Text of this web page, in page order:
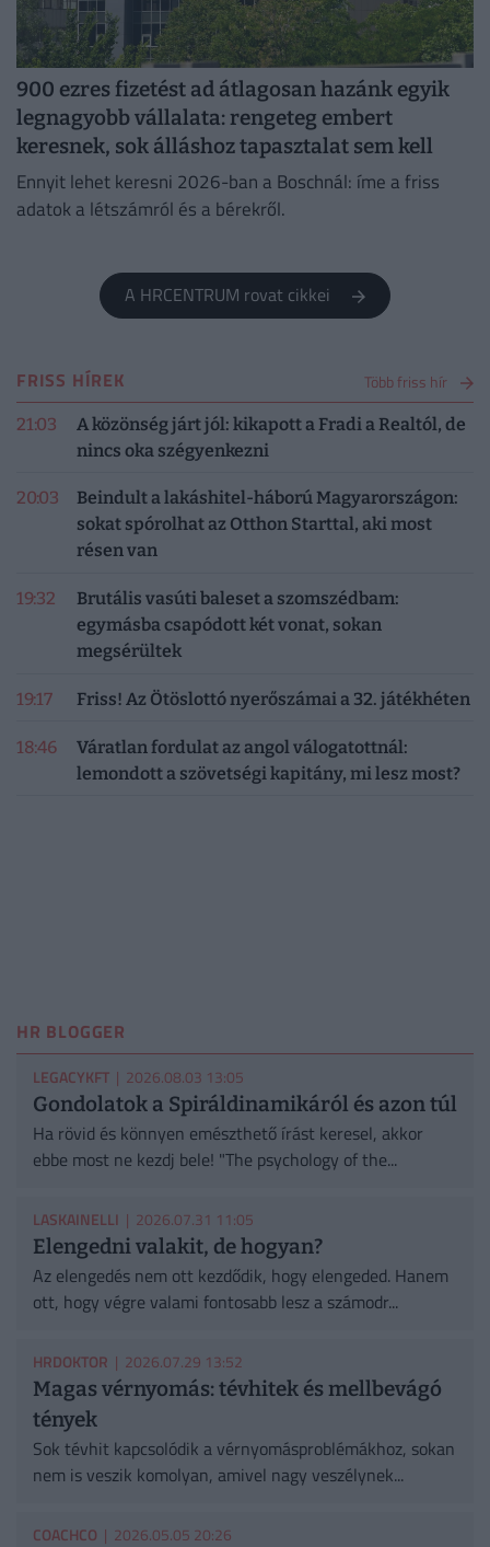
900 ezres fizetést ad átlagosan hazánk egyik
legnagyobb vállalata: rengeteg embert
keresnek, sok álláshoz tapasztalat sem kell
Ennyit lehet keresni 2026-ban a Boschnál: íme a friss
adatok a létszámról és a bérekről.
A HRCENTRUM rovat cikkei
FRISS HÍREK Több friss hír
21:03
A közönség járt jól: kikapott a Fradi a Realtól, de
nincs oka szégyenkezni
20:03
Beindult a lakáshitel-háború Magyarországon:
sokat spórolhat az Otthon Starttal, aki most
résen van
19:32
Brutális vasúti baleset a szomszédbam:
egymásba csapódott két vonat, sokan
megsérültek
19:17 Friss! Az Ötöslottó nyerőszámai a 32. játékhéten
18:46
Váratlan fordulat az angol válogatottnál:
lemondott a szövetségi kapitány, mi lesz most?
HR BLOGGER
LEGACYKFT | 2026.08.03 13:05
Gondolatok a Spiráldinamikáról és azon túl
Ha rövid és könnyen emészthető írást keresel, akkor
ebbe most ne kezdj bele! "The psychology of the...
LASKAINELLI | 2026.07.31 11:05
Elengedni valakit, de hogyan?
Az elengedés nem ott kezdődik, hogy elengeded. Hanem
ott, hogy végre valami fontosabb lesz a számodr...
HRDOKTOR | 2026.07.29 13:52
Magas vérnyomás: tévhitek és mellbevágó
tények
Sok tévhit kapcsolódik a vérnyomásproblémákhoz, sokan
nem is veszik komolyan, amivel nagy veszélynek...
COACHCO | 2026.05.05 20:26